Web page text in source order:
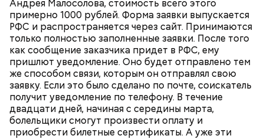
Андрея Малосолова, стоимость всего этого
примерно 1000 рублей. Форма заявки выпускается
РФС и распространяется через сайт. Принимаются
только полностью заполненные заявки. После того
как сообщение заказчика придет в РФС, ему
пришлют уведомление. Оно будет отправлено тем
же способом связи, которым он отправлял свою
заявку. Если это было сделано по почте, соискатель
получит уведомление по телефону. В течение
двадцати дней, начиная с середины марта,
болельщики смогут произвести оплату и
приобрести билетные сертификаты. А уже эти